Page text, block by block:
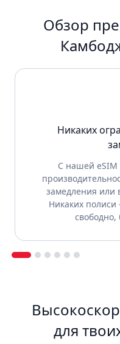
Обзор
Никаких
С нашей
замедления или
Никаких
свободно,
для